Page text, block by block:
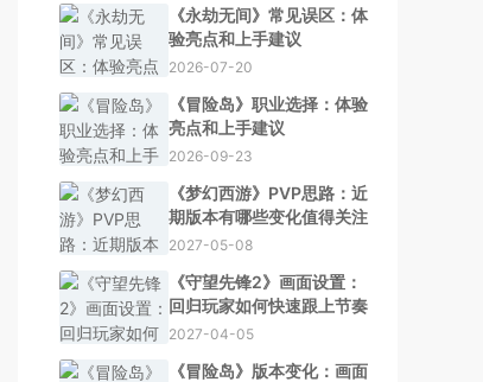
《永劫无间》常见误区：体
验亮点和上手建议
2026-07-20
《冒险岛》职业选择：体验
亮点和上手建议
2026-09-23
《梦幻西游》PVP思路：近
期版本有哪些变化值得关注
2027-05-08
《守望先锋2》画面设置：
回归玩家如何快速跟上节奏
2027-04-05
《冒险岛》版本变化：画面